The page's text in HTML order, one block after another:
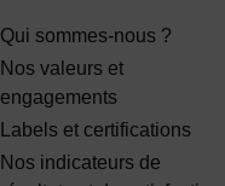
Qui sommes-nous ?
Nos valeurs et
engagements
Labels et certifications
Nos indicateurs de